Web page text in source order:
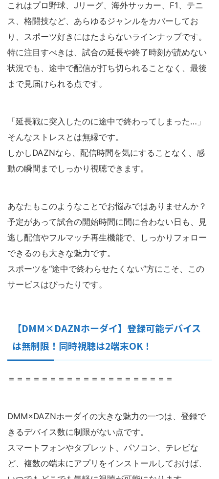
これはプロ野球、Jリーグ、海外サッカー、F1、テニ
ス、格闘技など、あらゆるジャンルをカバーしてお
り、スポーツ好きにはたまらないラインナップです。
特に注目すべきは、試合の延長や終了時刻が読めない
状況でも、途中で配信が打ち切られることなく、最後
まで見届けられる点です。
「延長戦に突入したのに途中で終わってしまった…」
そんなストレスとは無縁です。
しかしDAZNなら、配信時間を気にすることなく、感
動の瞬間までしっかり視聴できます。
あなたもこのようなことでお悩みではありませんか？
予定があって試合の開始時間に間に合わない日も、見
逃し配信やフルマッチ再生機能で、しっかりフォロー
できるのも大きな魅力です。
スポーツを“途中で終わらせたくない”方にこそ、この
サービスはぴったりです。
【DMM×DAZNホーダイ】登録可能デバイス
は無制限！同時視聴は2端末OK！
＝＝＝＝＝＝＝＝＝＝＝＝＝＝＝＝＝＝＝＝
DMM×DAZNホーダイの大きな魅力の一つは、登録で
きるデバイス数に制限がない点です。
スマートフォンやタブレット、パソコン、テレビな
ど、複数の端末にアプリをインストールしておけば、